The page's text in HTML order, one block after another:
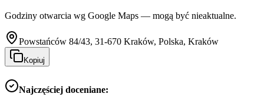
Godziny otwarcia wg Google Maps — mogą być nieaktualne.
Powstańców 84/43, 31-670 Kraków, Polska, Kraków
Kopiuj
Najczęściej doceniane: